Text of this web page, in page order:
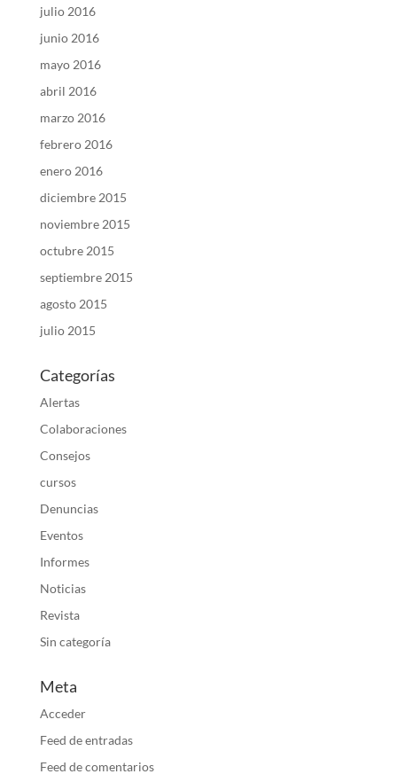
julio 2016
junio 2016
mayo 2016
abril 2016
marzo 2016
febrero 2016
enero 2016
diciembre 2015
noviembre 2015
octubre 2015
septiembre 2015
agosto 2015
julio 2015
Categorías
Alertas
Colaboraciones
Consejos
cursos
Denuncias
Eventos
Informes
Noticias
Revista
Sin categoría
Meta
Acceder
Feed de entradas
Feed de comentarios